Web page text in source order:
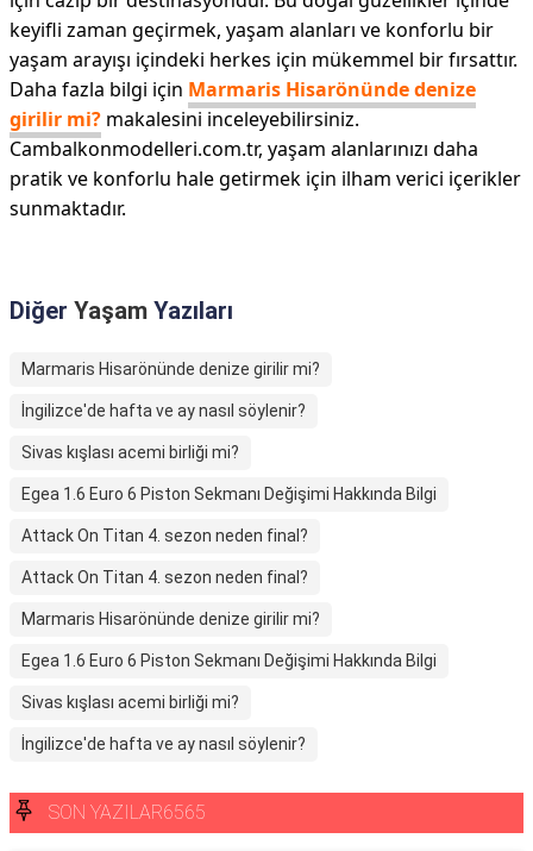
keyifli zaman geçirmek, yaşam alanları ve konforlu bir
yaşam arayışı içindeki herkes için mükemmel bir fırsattır.
Daha fazla bilgi için Marmaris Hisarönünde denize
girilir mi? makalesini inceleyebilirsiniz.
Cambalkonmodelleri.com.tr, yaşam alanlarınızı daha
pratik ve konforlu hale getirmek için ilham verici içerikler
sunmaktadır.
Diğer Yaşam Yazıları
Marmaris Hisarönünde denize girilir mi?
İngilizce'de hafta ve ay nasıl söylenir?
Sivas kışlası acemi birliği mi?
Egea 1.6 Euro 6 Piston Sekmanı Değişimi Hakkında Bilgi
Attack On Titan 4. sezon neden final?
Attack On Titan 4. sezon neden final?
Marmaris Hisarönünde denize girilir mi?
Egea 1.6 Euro 6 Piston Sekmanı Değişimi Hakkında Bilgi
Sivas kışlası acemi birliği mi?
İngilizce'de hafta ve ay nasıl söylenir?
SON YAZILAR6565